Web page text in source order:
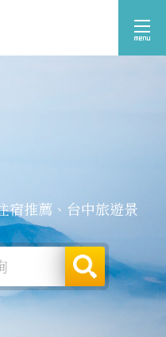
宿推薦、台中旅遊景